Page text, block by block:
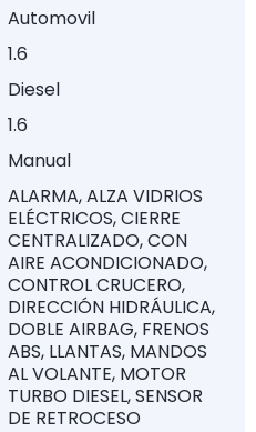
Automovil
1.6
Diesel
1.6
Manual
ALARMA, ALZA VIDRIOS
ELÉCTRICOS, CIERRE
CENTRALIZADO, CON
AIRE ACONDICIONADO,
CONTROL CRUCERO,
DIRECCIÓN HIDRÁULICA,
DOBLE AIRBAG, FRENOS
ABS, LLANTAS, MANDOS
AL VOLANTE, MOTOR
TURBO DIESEL, SENSOR
DE RETROCESO